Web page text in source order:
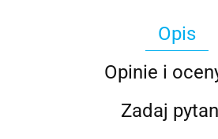
Opis
Opinie i
Zadaj